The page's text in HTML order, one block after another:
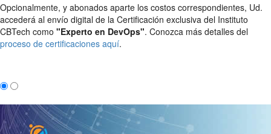
Opcionalmente, y abonados aparte los costos correspondientes, Ud.
accederá al envío digital de la Certificación exclusiva del Instituto
CBTech como "Experto en DevOps". Conozca más detalles del
proceso de certificaciones aquí.